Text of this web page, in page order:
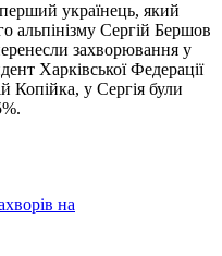
українець, який
альпінізму Сергій Бершов
захворювання у
Харківської Федерації
Копійка, у Сергія були
на